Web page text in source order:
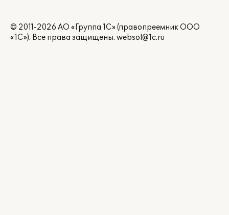
© 2011-2026 АО «Группа 1С» (правопреемник ООО
«1С»). Все права защищены. websol@1c.ru